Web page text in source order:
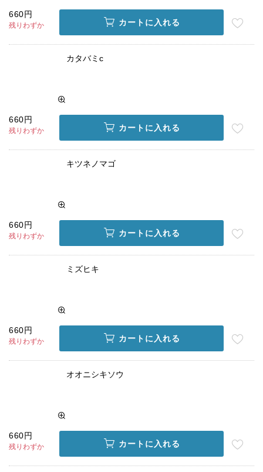
660円
残りわずか カートに入れる
カタバミc
660円
残りわずか カートに入れる
キツネノマゴ
660円
残りわずか カートに入れる
ミズヒキ
660円
残りわずか カートに入れる
オオニシキソウ
660円
残りわずか カートに入れる